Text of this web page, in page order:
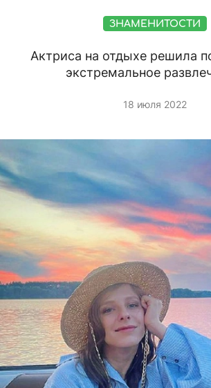
ЗНАМЕНИТОСТИ
Актриса на отдыхе решила
экстремальное
18 июля 2022